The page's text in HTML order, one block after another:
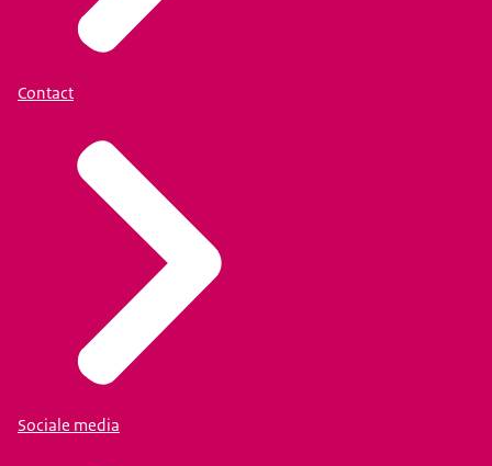
Contact
Sociale media